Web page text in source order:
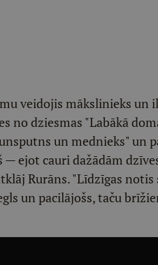
veidojis mākslinieks un
no dziesmas "Labākā
un mednieks" un
— ejot cauri dažādām
Rurāns. "Līdzīgas
un pacilājošs, taču